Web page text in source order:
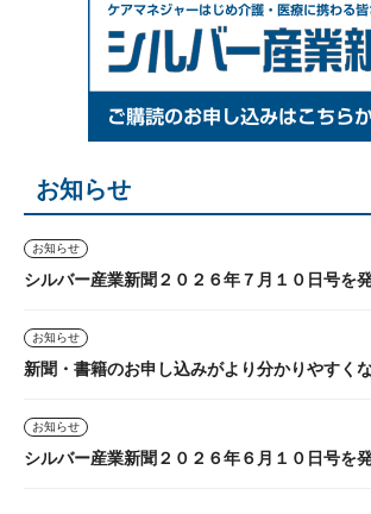
お知らせ
お知らせ
シルバー産業新聞２０２６年７月１０日号を
お知らせ
新聞・書籍のお申し込みがより分かりやすくな
お知らせ
シルバー産業新聞２０２６年６月１０日号を